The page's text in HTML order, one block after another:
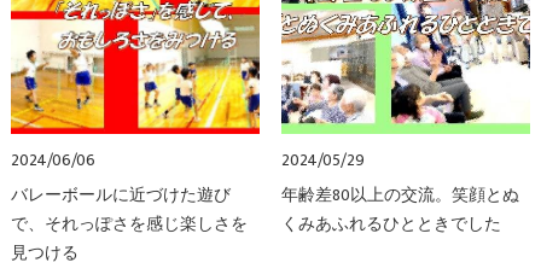
2024/06/06
バレーボールに近づけた遊び
で、それっぽさを感じ楽しさを
見つける
2024/05/29
年齢差80以上の交流。笑顔とぬ
くみあふれるひとときでした